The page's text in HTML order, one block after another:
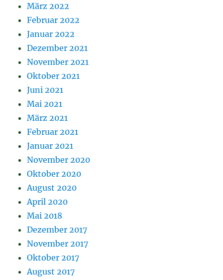
März 2022
Februar 2022
Januar 2022
Dezember 2021
November 2021
Oktober 2021
Juni 2021
Mai 2021
März 2021
Februar 2021
Januar 2021
November 2020
Oktober 2020
August 2020
April 2020
Mai 2018
Dezember 2017
November 2017
Oktober 2017
August 2017